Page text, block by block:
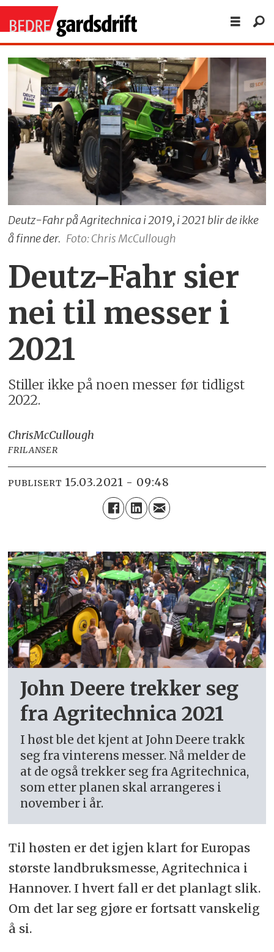
Deutz-Fahr på Agritechnica i 2019, i 2021 blir de ikke
å finne der. Foto: Chris McCullough
Deutz-Fahr sier
nei til messer i
2021
Stiller ikke på noen messer før tidligst
2022.
ChrisMcCullough
FRILANSER
PUBLISERT 15.03.2021 - 09:48
John Deere trekker seg
fra Agritechnica 2021
I høst ble det kjent at John Deere trakk
seg fra vinterens messer. Nå melder de
at de også trekker seg fra Agritechnica,
som etter planen skal arrangeres i
november i år.
Til høsten er det igjen klart for Europas
største landbruksmesse, Agritechnica i
Hannover. I hvert fall er det planlagt slik.
Om det lar seg gjøre er fortsatt vanskelig
å si.